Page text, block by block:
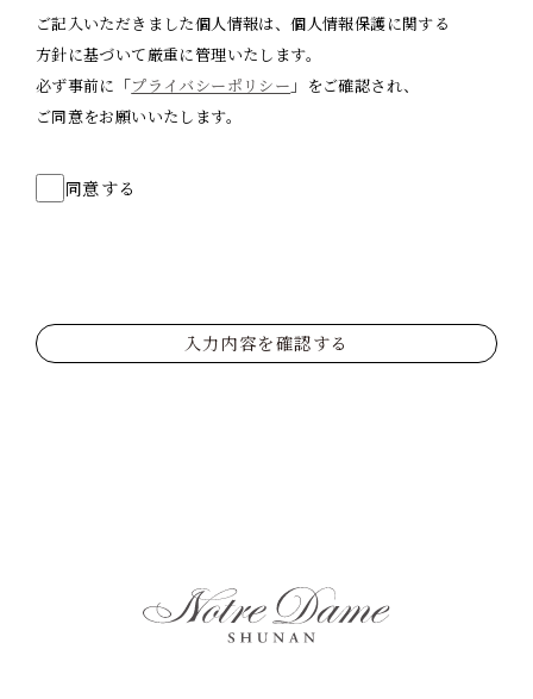
ご記入いただきました個人情報は、個人情報保護に関する
方針に基づいて厳重に管理いたします。
必ず事前に「プライバシーポリシー 」をご確認され、
ご同意をお願いいたします。
同意する
入力内容を確認する